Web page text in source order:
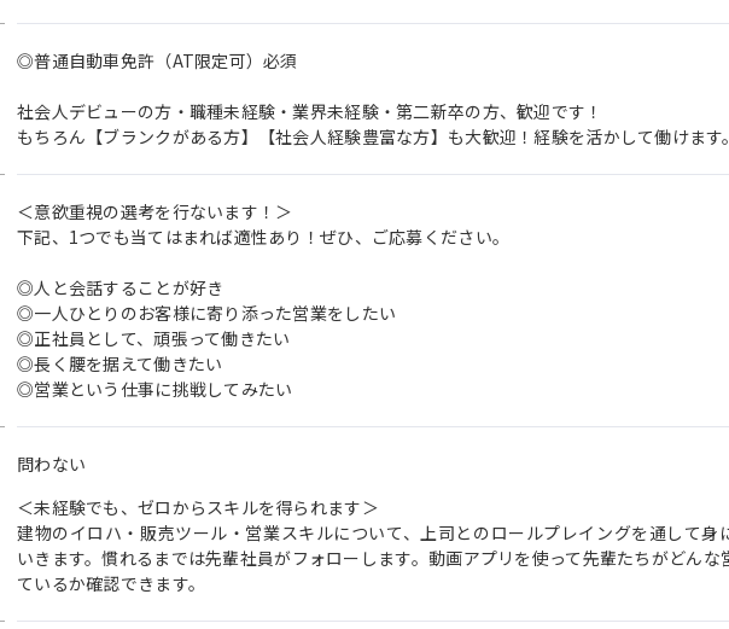
◎普通自動車免許（AT限定可）必須
社会人デビューの方・職種未経験・業界未経験・第二新卒の方、歓迎です！
もちろん【ブランクがある方】【社会人経験豊富な方】も大歓迎！経験を活かして働けます。
＜意欲重視の選考を行ないます！＞
下記、1つでも当てはまれば適性あり！ぜひ、ご応募ください。
◎人と会話することが好き
◎一人ひとりのお客様に寄り添った営業をしたい
◎正社員として、頑張って働きたい
◎長く腰を据えて働きたい
◎営業という仕事に挑戦してみたい
問わない
＜未経験でも、ゼロからスキルを得られます＞
建物のイロハ・販売ツール・営業スキルについて、上司とのロールプレイングを通して身
いきます。慣れるまでは先輩社員がフォローします。動画アプリを使って先輩たちがどんな
ているか確認できます。